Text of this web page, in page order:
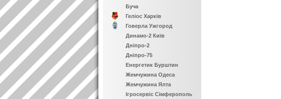
Буча
Геліос Харків
Говерла Ужгород
Динамо-2 Київ
Дніпро-2
Дніпро-75
Енергетик Бурштин
Жемчужина Одеса
Жемчужина Ялта
Ігросервіс Сімферополь